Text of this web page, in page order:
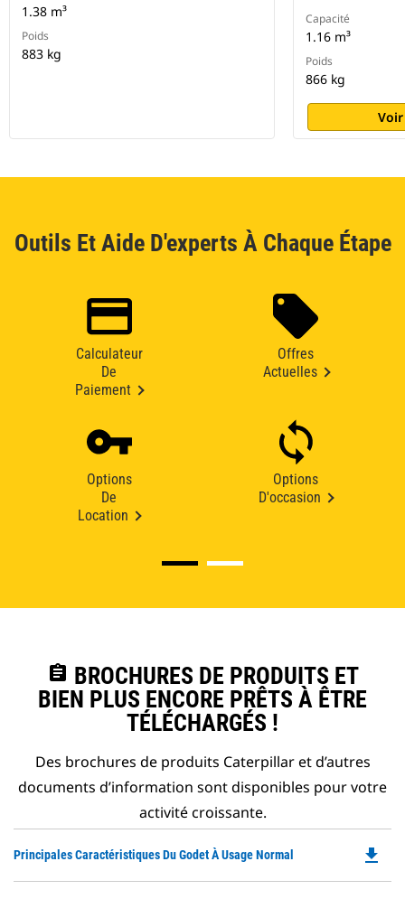
1.38 m³
Poids
883 kg
Capacité
1.16 m³
Poids
866 kg
Outils Et Aide D'experts À Chaque Étape
Calculateur
De
Paiement
Offres
Actuelles
Options
De
Location
Options
D'occasion
assignment BROCHURES DE PRODUITS ET
BIEN PLUS ENCORE PRÊTS À ÊTRE
TÉLÉCHARGÉS !
Des brochures de produits Caterpillar et d’autres
documents d’information sont disponibles pour votre
activité croissante.
Principales Caractéristiques Du Godet À Usage Normal file_download